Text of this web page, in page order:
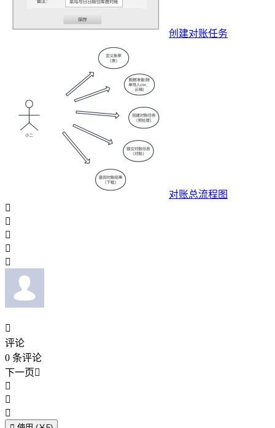
创建对账任务
对账总流程图






评论
0 条评论
下一页


